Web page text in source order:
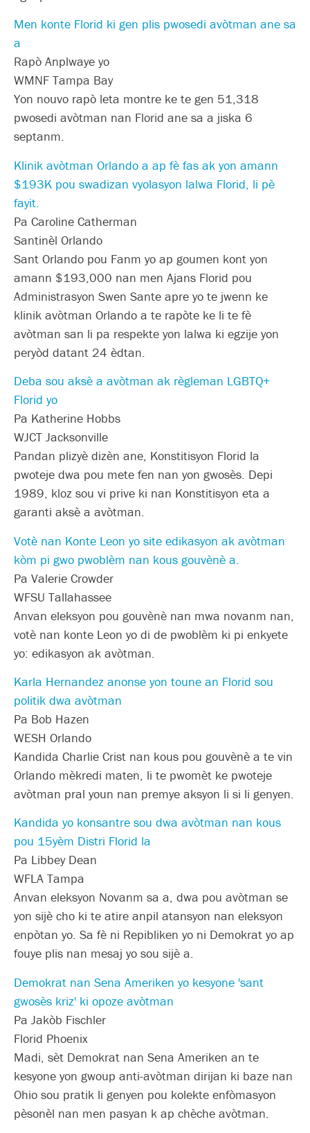
Men konte Florid ki gen plis pwosedi avòtman ane sa
a
Rapò Anplwaye yo
WMNF Tampa Bay
Yon nouvo rapò leta montre ke te gen 51,318
pwosedi avòtman nan Florid ane sa a jiska 6
septanm.
Klinik avòtman Orlando a ap fè fas ak yon amann
$193K pou swadizan vyolasyon lalwa Florid, li pè
fayit.
Pa Caroline Catherman
Santinèl Orlando
Sant Orlando pou Fanm yo ap goumen kont yon
amann $193,000 nan men Ajans Florid pou
Administrasyon Swen Sante apre yo te jwenn ke
klinik avòtman Orlando a te rapòte ke li te fè
avòtman san li pa respekte yon lalwa ki egzije yon
peryòd datant 24 èdtan.
Deba sou aksè a avòtman ak règleman LGBTQ+
Florid yo
Pa Katherine Hobbs
WJCT Jacksonville
Pandan plizyè dizèn ane, Konstitisyon Florid la
pwoteje dwa pou mete fen nan yon gwosès. Depi
1989, kloz sou vi prive ki nan Konstitisyon eta a
garanti aksè a avòtman.
Votè nan Konte Leon yo site edikasyon ak avòtman
kòm pi gwo pwoblèm nan kous gouvènè a.
Pa Valerie Crowder
WFSU Tallahassee
Anvan eleksyon pou gouvènè nan mwa novanm nan,
votè nan konte Leon yo di de pwoblèm ki pi enkyete
yo: edikasyon ak avòtman.
Karla Hernandez anonse yon toune an Florid sou
politik dwa avòtman
Pa Bob Hazen
WESH Orlando
Kandida Charlie Crist nan kous pou gouvènè a te vin
Orlando mèkredi maten, li te pwomèt ke pwoteje
avòtman pral youn nan premye aksyon li si li genyen.
Kandida yo konsantre sou dwa avòtman nan kous
pou 15yèm Distri Florid la
Pa Libbey Dean
WFLA Tampa
Anvan eleksyon Novanm sa a, dwa pou avòtman se
yon sijè cho ki te atire anpil atansyon nan eleksyon
enpòtan yo. Sa fè ni Repibliken yo ni Demokrat yo ap
fouye plis nan mesaj yo sou sijè a.
Demokrat nan Sena Ameriken yo kesyone 'sant
gwosès kriz' ki opoze avòtman
Pa Jakòb Fischler
Florid Phoenix
Madi, sèt Demokrat nan Sena Ameriken an te
kesyone yon gwoup anti-avòtman dirijan ki baze nan
Ohio sou pratik li genyen pou kolekte enfòmasyon
pèsonèl nan men pasyan k ap chèche avòtman.